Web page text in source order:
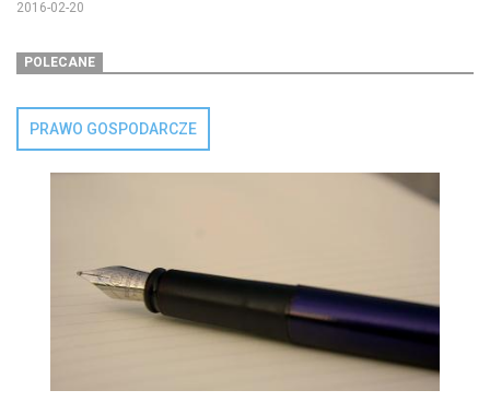
2016-02-20
POLECANE
PRAWO GOSPODARCZE